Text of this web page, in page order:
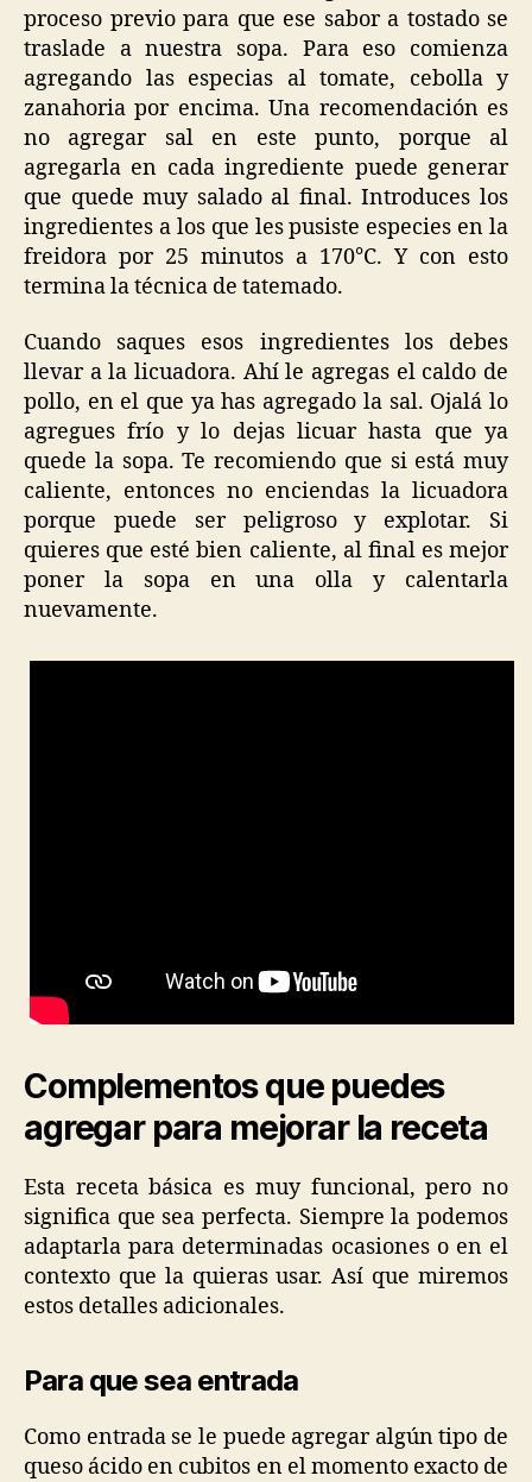
proceso previo para que ese sabor a tostado se
traslade a nuestra sopa. Para eso comienza
agregando las especias al tomate, cebolla y
zanahoria por encima. Una recomendación es
no agregar sal en este punto, porque al
agregarla en cada ingrediente puede generar
que quede muy salado al final. Introduces los
ingredientes a los que les pusiste especies en la
freidora por 25 minutos a 170°C. Y con esto
termina la técnica de tatemado.
Cuando saques esos ingredientes los debes
llevar a la licuadora. Ahí le agregas el caldo de
pollo, en el que ya has agregado la sal. Ojalá lo
agregues frío y lo dejas licuar hasta que ya
quede la sopa. Te recomiendo que si está muy
caliente, entonces no enciendas la licuadora
porque puede ser peligroso y explotar. Si
quieres que esté bien caliente, al final es mejor
poner la sopa en una olla y calentarla
nuevamente.
Complementos que puedes
agregar para mejorar la receta
Esta receta básica es muy funcional, pero no
significa que sea perfecta. Siempre la podemos
adaptarla para determinadas ocasiones o en el
contexto que la quieras usar. Así que miremos
estos detalles adicionales.
Para que sea entrada
Como entrada se le puede agregar algún tipo de
queso ácido en cubitos en el momento exacto de